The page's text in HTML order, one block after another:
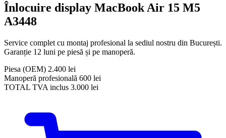
Înlocuire display MacBook Air 15 M5
A3448
Service complet cu montaj profesional la sediul nostru din București.
Garanție 12 luni pe piesă și pe manoperă.
Piesa (OEM) 2.400 lei
Manoperă profesională 600 lei
TOTAL TVA inclus 3.000 lei